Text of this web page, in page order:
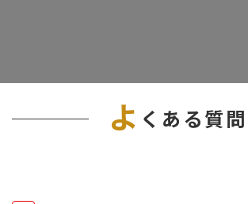
よ くある質問